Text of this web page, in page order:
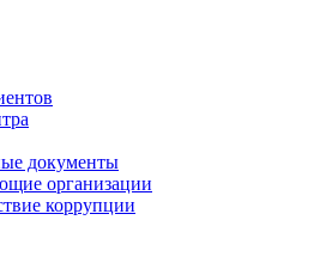
документы
организации
коррупции